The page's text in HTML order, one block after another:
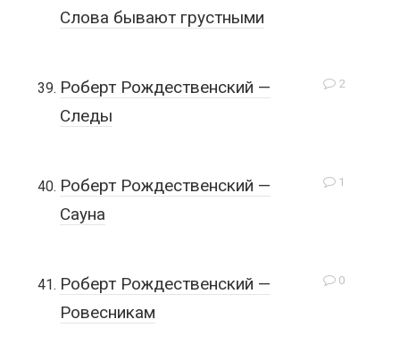
Слова бывают грустными
2
Роберт Рождественский —
Следы
1
Роберт Рождественский —
Сауна
0
Роберт Рождественский —
Ровесникам